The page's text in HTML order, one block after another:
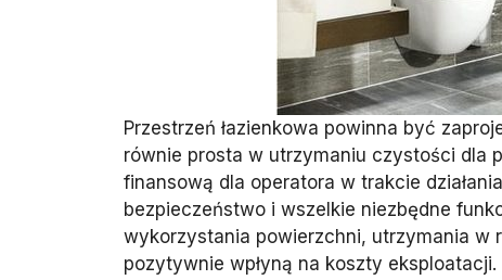
Przestrzeń łazienkowa powinna być
równie prosta w utrzymaniu czystości dla
finansową dla operatora w trakcie
bezpieczeństwo i wszelkie niezbędne
wykorzystania powierzchni, utrzymania w
pozytywnie wpłyną na koszty